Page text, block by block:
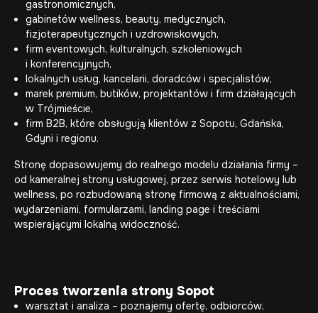
gastronomicznych,
gabinetów wellness, beauty, medycznych,
fizjoterapeutycznych i uzdrowiskowych,
firm eventowych, kulturalnych, szkoleniowych
i konferencyjnych,
lokalnych usług, kancelarii, doradców i specjalistów,
marek premium, butików, projektantów i firm działających
w Trójmieście,
firm B2B, które obsługują klientów z Sopotu, Gdańska,
Gdyni i regionu.
Stronę dopasowujemy do realnego modelu działania firmy –
od kameralnej strony usługowej, przez serwis hotelowy lub
wellness, po rozbudowaną stronę firmową z aktualnościami,
wydarzeniami, formularzami, landing page i treściami
wspierającymi lokalną widoczność.
Proces tworzenia strony Sopot
warsztat i analiza – poznajemy ofertę, odbiorców,